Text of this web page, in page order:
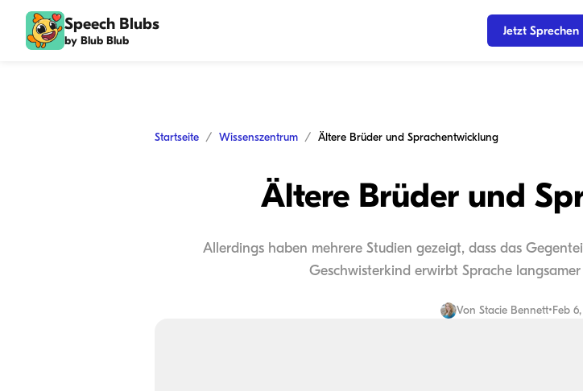
Speech Blubs
by Blub Blub
Jetzt Sprechen
Startseite Wissenszentrum Ältere Brüder und Sprachentwicklung
Ältere Brüder und
Allerdings haben mehrere Studien gezeigt, dass das
Geschwisterkind erwirbt Sprache
Von Stacie Bennett•Feb